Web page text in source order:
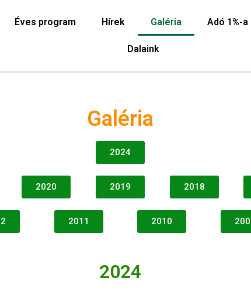
Éves program Hírek Galéria Adó 1%-a
Dalaink
Galéria
2024
2020 2019 2018
2011 2010
2024